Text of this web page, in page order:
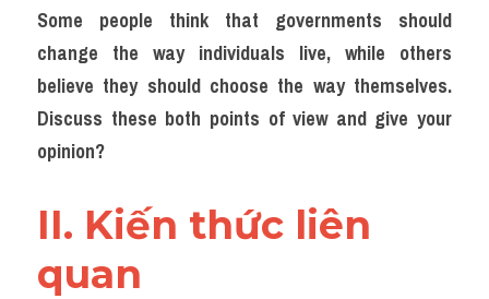
Environment
Đề thi thật Task 1
Process
Task 1
Đề thi IELTS thật
Advice
Some people think that governments should
change the way individuals live, while others
believe they should choose the way themselves.
Discuss these both points of view and give your
opinion?
II. Kiến thức liên
quan